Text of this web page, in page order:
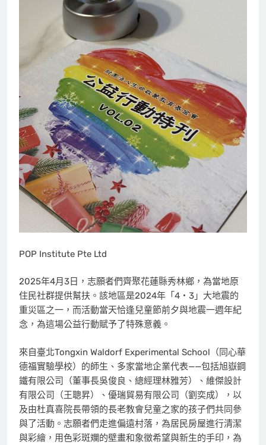
POP Institute Pte Ltd
2025年4月3日，志願者們齊聚花蓮縣秀林鄉，為當地原
住民社群提供幫扶。該地區是2024年「4・3」大地震的
重災區之一，而活動當天恰逢兒童節前夕與地震一週年紀
念，為這場公益行動賦予了特殊意義。
來自臺北Tongxin Waldorf Experimental School（同心華
德福實驗學校）的師生、多家當地企業代表——包括旭嶽鋼
鐵有限公司（董事長吳俊良、總經理林雅芳）、維傑設計
有限公司（王聰昇）、優瑞貿易有限公司（劉奕成），以
及由杜真喜院長帶領的長老教會兒童之家的孩子們共同參
與了活動。志願者們走進偏遠村落，為居民房屋進行清潔
與彩繪，用色彩斑斕的壁畫和象徵希望與新生的手印，為